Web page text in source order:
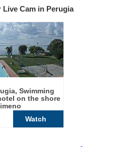
Cam in Perugia
Swimming
on the shore
Watch